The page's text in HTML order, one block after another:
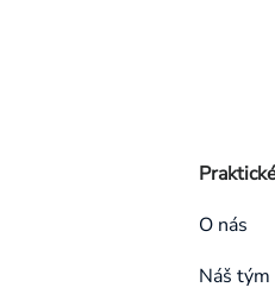
O nás
Náš tým